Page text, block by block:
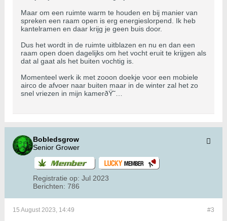
Maar om een ruimte warm te houden en bij manier van
spreken een raam open is erg energieslorpend. Ik heb
kantelramen en daar krijg je geen buis door.
Dus het wordt in de ruimte uitblazen en nu en dan een
raam open doen dagelijks om het vocht eruit te krijgen als
dat al gaat als het buiten vochtig is.
Momenteel werk ik met zooon doekje voor een mobiele
airco de afvoer naar buiten maar in de winter zal het zo
snel vriezen in mijn kamerðŸ˜…
Bobledsgrow
Senior Grower
Registratie op: Jul 2023
Berichten: 786
#3
15 August 2023, 14:49